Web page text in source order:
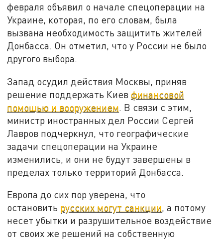
февраля объявил о начале спецоперации на
Украине, которая, по его словам, была
вызвана необходимость защитить жителей
Донбасса. Он отметил, что у России не было
другого выбора.
Запад осудил действия Москвы, приняв
решение поддержать Киевфинансовой
помощью и вооружением . В связи с этим,
министр иностранных дел России Сергей
Лавров подчеркнул, что географические
задачи спецоперации на Украине
изменились, и они не будут завершены в
пределах только территорий Донбасса.
Европа до сих пор уверена, что
остановить русских могут санкции, а потому
несет убытки и разрушительное воздействие
от своих же решений на собственную